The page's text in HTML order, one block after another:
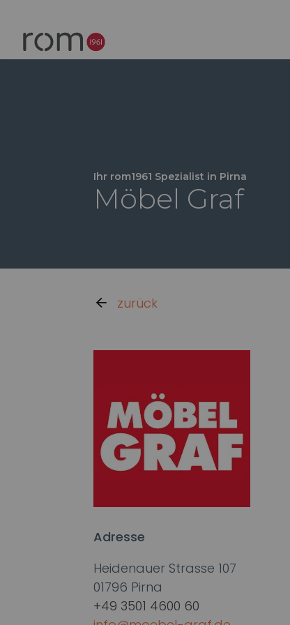
Ihr rom1961 Spezialist in Pirna
Möbel Graf
zurück
Adresse
Heidenauer Strasse 107
01796 Pirna
+49 3501 4600 60